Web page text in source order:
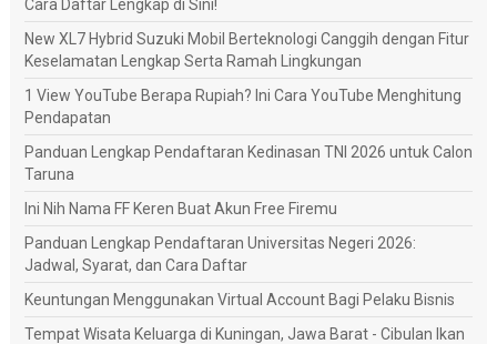
Cara Daftar Lengkap di Sini!
New XL7 Hybrid Suzuki Mobil Berteknologi Canggih dengan Fitur
Keselamatan Lengkap Serta Ramah Lingkungan
1 View YouTube Berapa Rupiah? Ini Cara YouTube Menghitung
Pendapatan
Panduan Lengkap Pendaftaran Kedinasan TNI 2026 untuk Calon
Taruna
Ini Nih Nama FF Keren Buat Akun Free Firemu
Panduan Lengkap Pendaftaran Universitas Negeri 2026:
Jadwal, Syarat, dan Cara Daftar
Keuntungan Menggunakan Virtual Account Bagi Pelaku Bisnis
Tempat Wisata Keluarga di Kuningan, Jawa Barat - Cibulan Ikan